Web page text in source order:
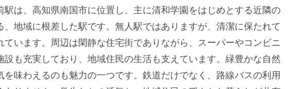
駅は、高知県南国市に位置し、主に清和学園をはじめとする近隣の
地域に根差した駅です。無人駅ではありますが、清潔に保たれて
います。周辺は閑静な住宅街でありながら、スーパーやコンビニ
設も充実しており、地域住民の生活も支えています。緑豊かな自然
味わえるのも魅力の一つです。鉄道だけでなく、路線バスの利用